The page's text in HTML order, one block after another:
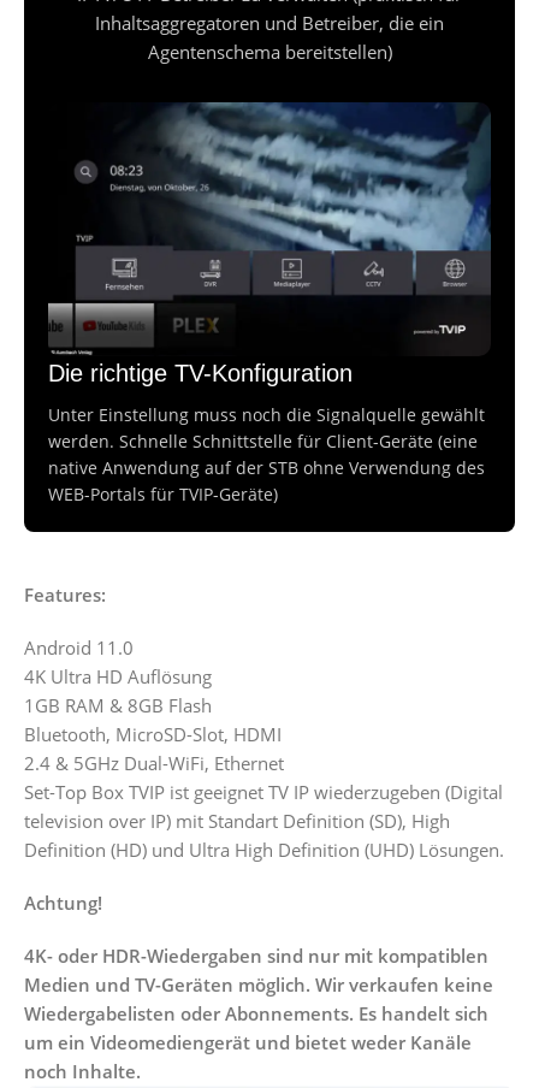
Inhaltsaggregatoren und Betreiber, die ein
Agentenschema bereitstellen)
Die richtige TV-Konfiguration
Unter Einstellung muss noch die Signalquelle gewählt
werden. Schnelle Schnittstelle für Client-Geräte (eine
native Anwendung auf der STB ohne Verwendung des
WEB-Portals für TVIP-Geräte)
Features:
Android 11.0
4K Ultra HD Auflösung
1GB RAM & 8GB Flash
Bluetooth, MicroSD-Slot, HDMI
2.4 & 5GHz Dual-WiFi, Ethernet
Set-Top Box TVIP ist geeignet TV IP wiederzugeben (Digital
television over IP) mit Standart Definition (SD), High
Definition (HD) und Ultra High Definition (UHD) Lösungen.
Achtung!
4K- oder HDR-Wiedergaben sind nur mit kompatiblen
Medien und TV-Geräten möglich. Wir verkaufen keine
Wiedergabelisten oder Abonnements. Es handelt sich
um ein Videomediengerät und bietet weder Kanäle
noch Inhalte.